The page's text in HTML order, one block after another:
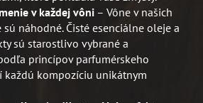
v každej vôni – Vône v našich
náhodné. Čisté esenciálne oleje a
sú starostlivo vybrané a
princípov parfumérskeho
každú kompozíciu unikátnym